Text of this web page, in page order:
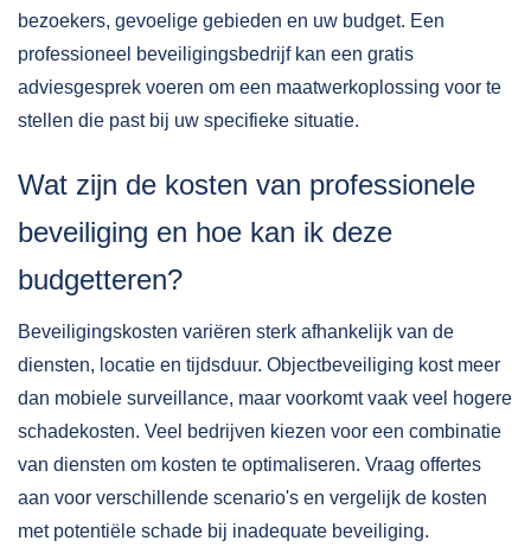
bezoekers, gevoelige gebieden en uw budget. Een
professioneel beveiligingsbedrijf kan een gratis
adviesgesprek voeren om een maatwerkoplossing voor te
stellen die past bij uw specifieke situatie.
Wat zijn de kosten van professionele
beveiliging en hoe kan ik deze
budgetteren?
Beveiligingskosten variëren sterk afhankelijk van de
diensten, locatie en tijdsduur. Objectbeveiliging kost meer
dan mobiele surveillance, maar voorkomt vaak veel hogere
schadekosten. Veel bedrijven kiezen voor een combinatie
van diensten om kosten te optimaliseren. Vraag offertes
aan voor verschillende scenario's en vergelijk de kosten
met potentiële schade bij inadequate beveiliging.